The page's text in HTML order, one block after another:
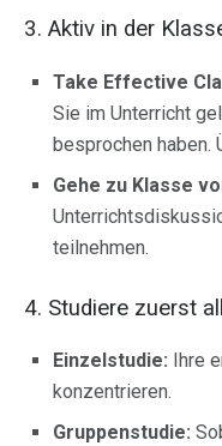
3. Aktiv in der
Take Effective
Sie im Unterricht
besprochen
Gehe zu Klasse
teilnehmen.
4. Studiere zuerst
Einzelstudie: Ihre
konzentrieren.
Gruppenstudie: